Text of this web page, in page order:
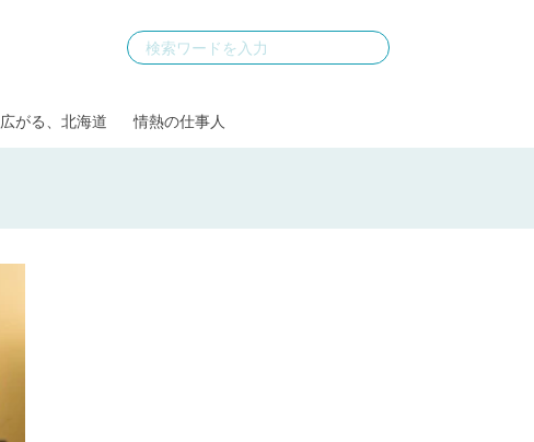
広がる、北海道 情熱の仕事人